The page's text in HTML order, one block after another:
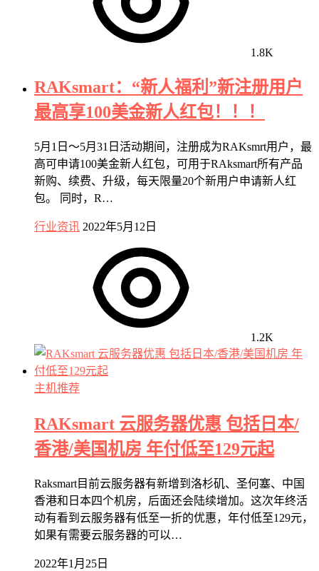
1.8K
RAKsmart：“新人福利”新注册用户
最高享100美金新人红包！！！
5月1日～5月31日活动期间，注册成为RAKsmrt用户，最
高可申请100美金新人红包，可用于RAksmart所有产品
新购、续费、升级，每天限量20个新用户申请新人红
包。 同时，R…
行业资讯 2022年5月12日
1.2K
主机推荐
RAKsmart 云服务器优惠 包括日本/
香港/美国机房 年付低至129元起
Raksmart目前云服务器有新增到洛杉矶、圣何塞、中国
香港和日本四个机房，后面还会陆续增加。这次年终活
动有看到云服务器有低至一折的优惠，年付低至129元，
如果有需要云服务器的可以…
2022年1月25日